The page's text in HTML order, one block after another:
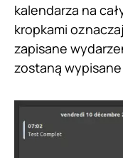
kalendarza na
kropkami
zapisane
zostaną